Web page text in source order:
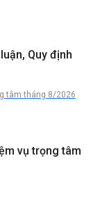
Quy định
vụ trọng tâm